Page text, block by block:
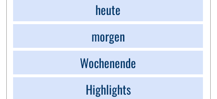
heute
morgen
Wochenende
Highlights